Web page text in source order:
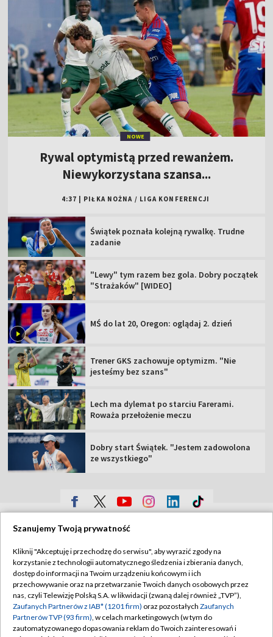
NOWE
Rywal optymistą przed rewanżem.
Niewykorzystana szansa...
4:37 PIŁKA NOŻNA / LIGA KONFERENCJI
Świątek poznała kolejną rywalkę. Trudne
zadanie
"Lewy" tym razem bez gola. Dobry początek
"Strażaków" [WIDEO]
MŚ do lat 20, Oregon: oglądaj 2. dzień
Trener GKS zachowuje optymizm. "Nie
jesteśmy bez szans"
Lech ma dylemat po starciu Farerami.
Roważa przełożenie meczu
Dobry start Świątek. "Jestem zadowolona
ze wszystkiego"
Sklep TVP
Biuro Reklamy
Oferta Handlowa
Telegazeta ogłoszenia
Polityka prywatności
Moje zgody
Biuro reklamy
Kontakt
Szanujemy Twoją prywatność
Kliknij "Akceptuję i przechodzę do serwisu", aby wyrazić zgody na
korzystanie z technologii automatycznego śledzenia i zbierania danych,
dostęp do informacji na Twoim urządzeniu końcowym i ich
przechowywanie oraz na przetwarzanie Twoich danych osobowych przez
nas, czyli Telewizję Polską S.A. w likwidacji (zwaną dalej również „TVP”),
Zaufanych Partnerów z IAB* (1201 firm) oraz pozostałych Zaufanych
Partnerów TVP (93 firm), w celach marketingowych (w tym do
zautomatyzowanego dopasowania reklam do Twoich zainteresowań i